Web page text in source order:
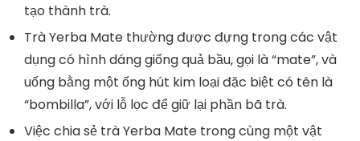
tạo thành trà.
Trà Yerba Mate thường được đựng trong các vật
dụng có hình dáng giống quả bầu, gọi là “mate”, và
uống bằng một ống hút kim loại đặc biệt có tên là
“bombilla”, với lỗ lọc để giữ lại phần bã trà.
Việc chia sẻ trà Yerba Mate trong cùng một vật